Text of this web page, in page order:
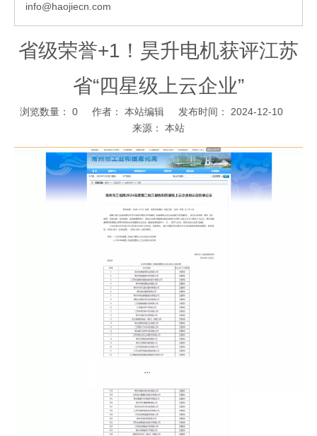
info@haojiecn.com
省级荣誉+1！昊升电机获评江苏
省“四星级上云企业”
浏览数量： 0 作者： 本站编辑 发布时间： 2024-12-10
来源： 本站
["wechat","weibo","qzone","douban","email"]